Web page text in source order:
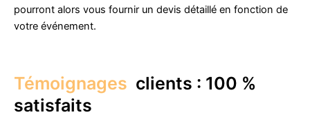
pourront alors vous fournir un devis détaillé en fonction de
votre événement.
Témoignages clients : 100 %
satisfaits